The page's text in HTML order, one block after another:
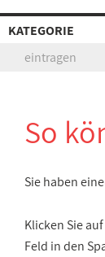
KATEGORIE
eintragen
So
Sie haben
Klicken Sie
Feld in den